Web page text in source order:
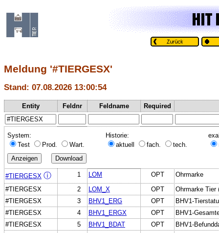
Meldung '#TIERGESX'
Stand: 07.08.2026 13:00:54
Entity Feldnr Feldname Required
System:
Test
Prod. Wart.
Historie:
aktuell
fach. tech.
#TIERGESX ⓘ 1 LOM OPT
Ohrmarke
#TIERGESX
2 LOM_X OPT
Ohrmarke Tier
#TIERGESX
3 BHV1_ERG OPT
BHV1-
#TIERGESX
4 BHV1_ERGX OPT
BHV1-
#TIERGESX
5 BHV1_BDAT OPT
BHV1-